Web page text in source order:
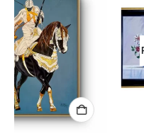
RUPTURE DE STOCK